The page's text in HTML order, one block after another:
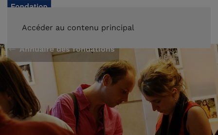
Accéder au contenu principal
Annuaire des fondations